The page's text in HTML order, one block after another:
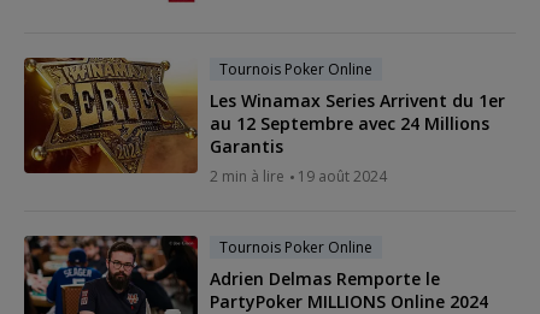
Tournois Poker Online
Les Winamax Series Arrivent du 1er
au 12 Septembre avec 24 Millions
Garantis
2 min à lire 19 août 2024
Tournois Poker Online
Adrien Delmas Remporte le
PartyPoker MILLIONS Online 2024